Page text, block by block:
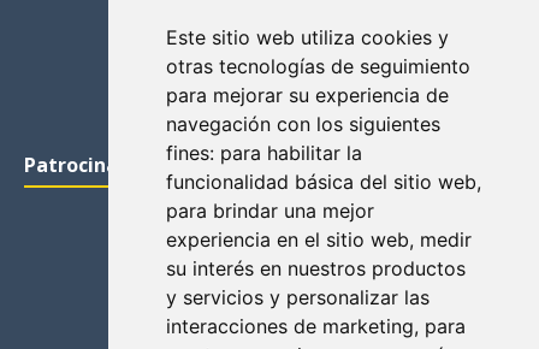
Este sitio web utiliza cookies y
otras tecnologías de seguimiento
para mejorar su experiencia de
navegación con los siguientes
fines: para habilitar la
funcionalidad básica del sitio web,
para brindar una mejor
experiencia en el sitio web, medir
su interés en nuestros productos
y servicios y personalizar las
interacciones de marketing, para
Patrocinadores